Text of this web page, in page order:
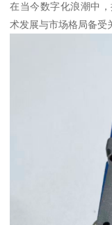
在当今数字化浪潮中
术发展与市场格局备受